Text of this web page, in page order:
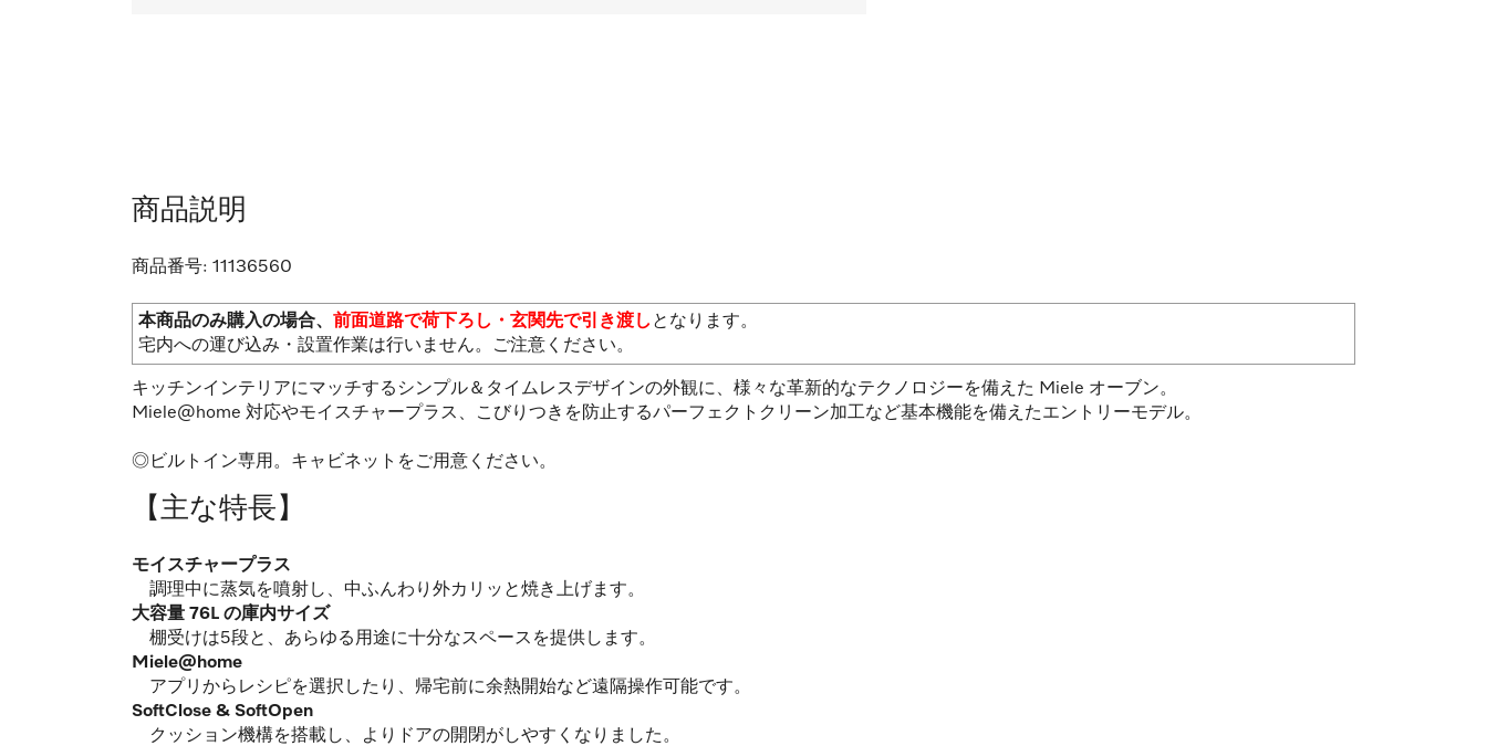
商品説明
商品番号: 11136560
本商品のみ購入の場合、 前面道路で荷下ろし・玄関先で引き渡し となります。
宅内への運び込み・設置作業は行いません。ご注意ください。
キッチンインテリアにマッチするシンプル＆タイムレスデザインの外観に、様々な革新的なテクノロジーを備えた Miele オーブン。
Miele@home 対応やモイスチャープラス、こびりつきを防止するパーフェクトクリーン加工など基本機能を備えたエントリーモデル。
◎ビルトイン専用。キャビネットをご用意ください。
【主な特長】
モイスチャープラス
調理中に蒸気を噴射し、中ふんわり外カリッと焼き上げます。
大容量 76L の庫内サイズ
棚受けは5段と、あらゆる用途に十分なスペースを提供します。
Miele@home
アプリからレシピを選択したり、帰宅前に余熱開始など遠隔操作可能です。
SoftClose & SoftOpen
クッション機構を搭載し、よりドアの開閉がしやすくなりました。